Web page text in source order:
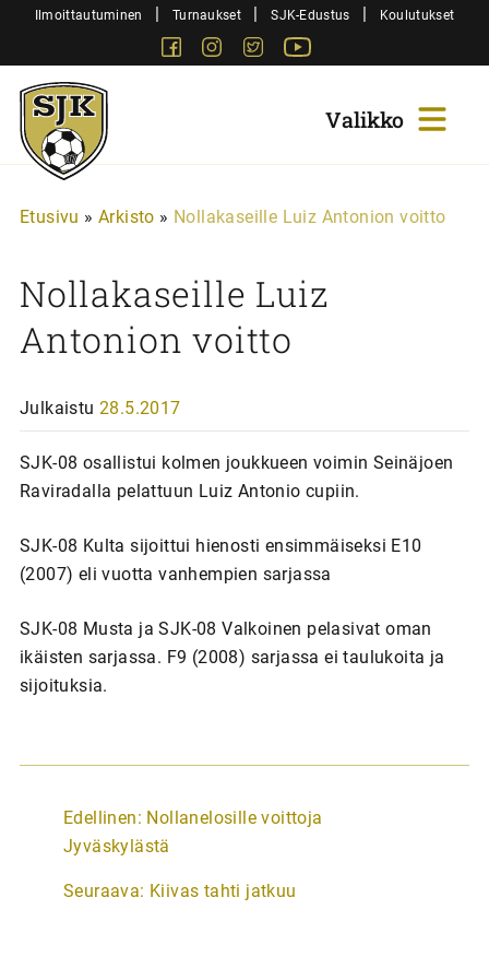
SiirryIlmoittautuminen | Turnaukset | SJK-Edustus | Koulutukset
FacebookInstagram
Twitter
Sjk-
Juniorit
Etusivu » Arkisto » Nollakaseille Luiz Antonion voitto
Nollakaseille Luiz
Antonion voitto
Julkaistu 28.5.2017
SJK-08 osallistui kolmen joukkueen voimin Seinäjoen
Raviradalla pelattuun Luiz Antonio cupiin.
SJK-08 Kulta sijoittui hienosti ensimmäiseksi E10
(2007) eli vuotta vanhempien sarjassa
SJK-08 Musta ja SJK-08 Valkoinen pelasivat oman
ikäisten sarjassa. F9 (2008) sarjassa ei taulukoita ja
sijoituksia.
A
r
i
Edellinen: Nollanelosille voittoja
Jyväskylästä
Seuraava: Kiivas tahti jatkuu